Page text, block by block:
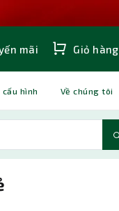
mãi Giỏ hàng
cấu hình Về chúng tôi